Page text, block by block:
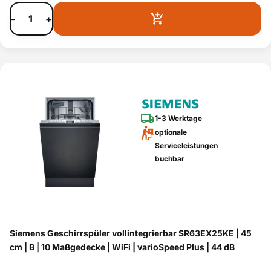
- +
1-3 Werktage
optionale
Serviceleistungen
buchbar
Siemens Geschirrspüler vollintegrierbar SR63EX25KE | 45
cm | B | 10 Maßgedecke | WiFi | varioSpeed Plus | 44 dB